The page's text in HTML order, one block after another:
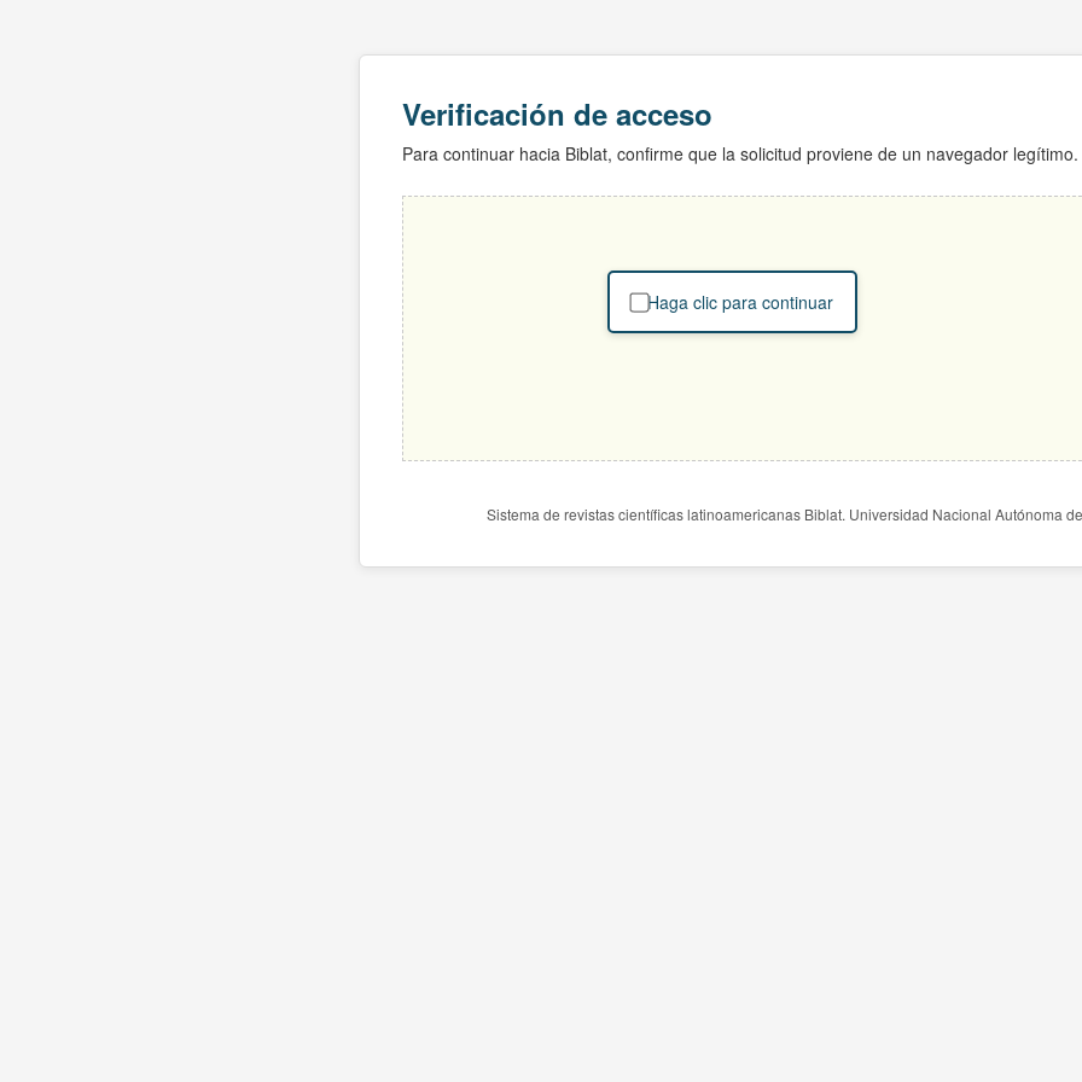
Verificación de acceso
Para continuar hacia Biblat, confirme que la solicitud proviene de un navegador legítimo.
Haga clic para continuar
Sistema de revistas científicas latinoamericanas Biblat. Universidad Nacional Autónoma